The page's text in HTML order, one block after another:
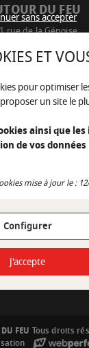
DU FEU
rue de la Génoise
22 98 09
envoyer un e-mail
FEU Tous droits
sans accepter
ET
pour optimiser
un site le
ainsi que
de vos données
mise à jour le :
Configurer
sans accepter
J'accepte